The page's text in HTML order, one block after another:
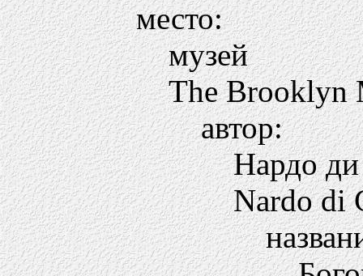
место:
музей
The Brooklyn
автор:
Нардо
Nardo di